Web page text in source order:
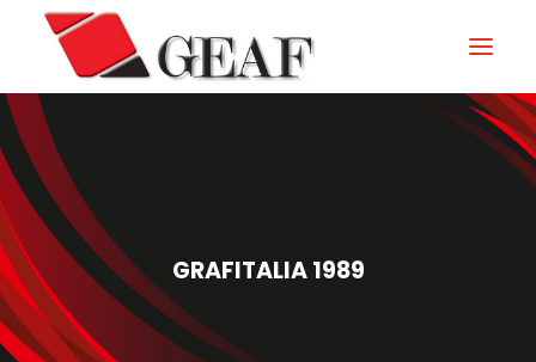
GEAF
UNTERNEHMEN
KNOW-HOW
UNSERE SEKTOREN
KONTAKTIEREN
GRAFITALIA 1989